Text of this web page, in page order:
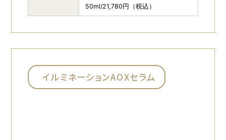
50ml/21,780円（税込）
イルミネーションAOXセラム